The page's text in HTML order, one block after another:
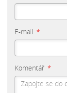
E-mail *
Komentář *